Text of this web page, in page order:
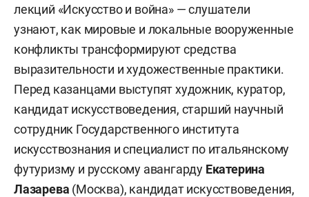
лекций «Искусство и война» — слушатели
узнают, как мировые и локальные вооруженные
конфликты трансформируют средства
выразительности и художественные практики.
Перед казанцами выступят художник, куратор,
кандидат искусствоведения, старший научный
сотрудник Государственного института
искусствознания и специалист по итальянскому
футуризму и русскому авангарду Екатерина
Лазарева (Москва), кандидат искусствоведения,